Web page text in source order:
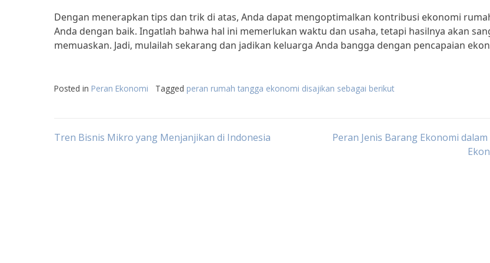
Dengan menerapkan tips dan trik di atas, Anda dapat mengoptimalkan kontribusi ekonomi
Anda dengan baik. Ingatlah bahwa hal ini memerlukan waktu dan usaha, tetapi hasilnya akan
memuaskan. Jadi, mulailah sekarang dan jadikan keluarga Anda bangga dengan pencapaian
Posted in Peran Ekonomi Tagged peran rumah tangga ekonomi disajikan sebagai berikut
Post
Tren Bisnis Mikro yang Menjanjikan di Indonesia
Peran Jenis Barang Ekonomi